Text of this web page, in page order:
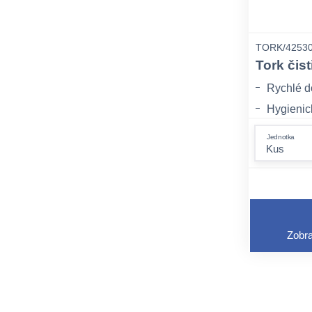
TORK/
Tork
Rychlé
Snížení
Jednotka